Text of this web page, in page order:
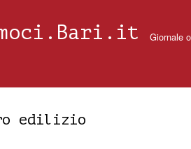
Giornale
edilizio